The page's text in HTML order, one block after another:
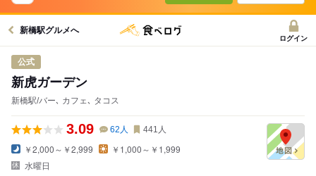
新橋駅グルメへ
ログイン
公式
新虎ガーデン
新橋駅/バー､ カフェ､ タコス
3.09 62 人 441 人
￥2,000～￥2,999
￥1,000～￥1,999
水曜日